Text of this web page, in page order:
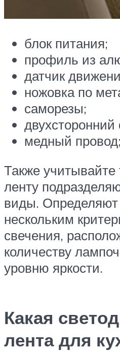
блок питания;
профиль из
датчик
ножовка по
саморезы;
двухсторонний
медный провод;
Также учитывайте
ленту
виды. Определяют
нескольким
свечения,
количеству
уровню яркости.
Какая
лента для